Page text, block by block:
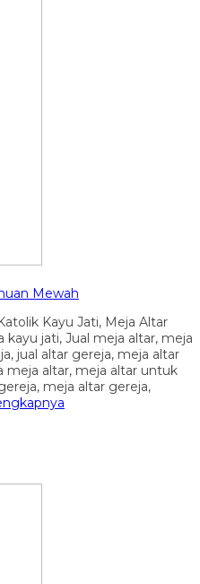
Mewah
Kayu Jati, Meja Altar
kayu jati, Jual meja altar, meja
jual altar gereja, meja altar
meja altar, meja altar untuk
meja altar gereja,